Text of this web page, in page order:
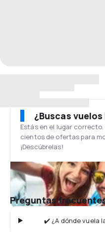
¿Buscas
Estás en el lugar
cientos de ofertas para
¡Descúbrelas!
Preguntas
✔️ ¿A dónde vuela